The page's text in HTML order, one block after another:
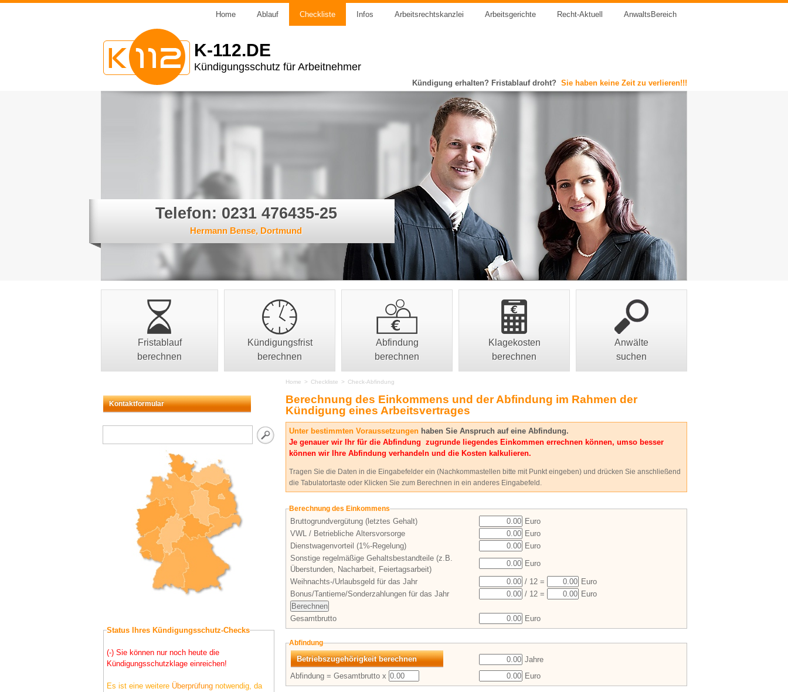
Home Ablauf Checkliste Infos Arbeitsrechtskanzlei Arbeitsgerichte Recht-Aktuell AnwaltsBereich
K-112.DE
Kündigungsschutz für Arbeitnehmer
Kündigung erhalten? Fristablauf droht? Sie haben keine Zeit zu verlieren!!!
Telefon: 0231 476435-25
Hermann Bense, Dortmund
Fristablauf
berechnen
Kündigungsfrist
berechnen
Abfindung
berechnen
Klagekosten
berechnen
Anwälte
suchen
Home > Checkliste > Check-Abfindung
Kontaktformular
Status Ihres Kündigungsschutz-Checks
(-) Sie können nur noch heute die
Kündigungsschutzklage einreichen!
Es ist eine weitere Überprüfung notwendig, da
Berechnung des Einkommens und der Abfindung im Rahmen der
Kündigung eines Arbeitsvertrages
Unter bestimmten Voraussetzungen haben Sie Anspruch auf eine Abfindung.
Je genauer wir Ihr für die Abfindung zugrunde liegendes Einkommen errechnen können, umso besser
können wir Ihre Abfindung verhandeln und die Kosten kalkulieren.
Tragen Sie die Daten in die Eingabefelder ein (Nachkommastellen bitte mit Punkt eingeben) und drücken Sie anschließend
die Tabulatortaste oder Klicken Sie zum Berechnen in ein anderes Eingabefeld.
Berechnung des Einkommens
Bruttogrundvergütung (letztes Gehalt)
Euro
VWL / Betriebliche Altersvorsorge
Euro
Dienstwagenvorteil (1%-Regelung)
Euro
Sonstige regelmäßige Gehaltsbestandteile (z.B.
Überstunden, Nacharbeit, Feiertagsarbeit)
Euro
Weihnachts-/Urlaubsgeld für das Jahr / 12 =
Euro
Bonus/Tantieme/Sonderzahlungen für das Jahr
/ 12 = Euro
Gesamtbrutto Euro
Abfindung
Betriebszugehörigkeit berechnen
Jahre
Abfindung = Gesamtbrutto x
Euro